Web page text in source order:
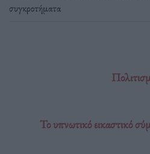
συγκροτήματα
Το υπνωτικό εικαστικό